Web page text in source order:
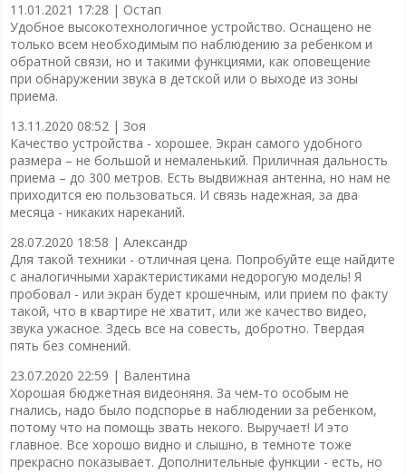
11.01.2021 17:28 | Остап
Удобное высокотехнологичное устройство. Оснащено не
только всем необходимым по наблюдению за ребенком и
обратной связи, но и такими функциями, как оповещение
при обнаружении звука в детской или о выходе из зоны
приема.
13.11.2020 08:52 | Зоя
Качество устройства - хорошее. Экран самого удобного
размера – не большой и немаленький. Приличная дальность
приема – до 300 метров. Есть выдвижная антенна, но нам не
приходится ею пользоваться. И связь надежная, за два
месяца - никаких нареканий.
28.07.2020 18:58 | Александр
Для такой техники - отличная цена. Попробуйте еще найдите
с аналогичными характеристиками недорогую модель! Я
пробовал - или экран будет крошечным, или прием по факту
такой, что в квартире не хватит, или же качество видео,
звука ужасное. Здесь все на совесть, добротно. Твердая
пять без сомнений.
23.07.2020 22:59 | Валентина
Хорошая бюджетная видеоняня. За чем-то особым не
гнались, надо было подспорье в наблюдении за ребенком,
потому что на помощь звать некого. Выручает! И это
главное. Все хорошо видно и слышно, в темноте тоже
прекрасно показывает. Дополнительные функции - есть, но